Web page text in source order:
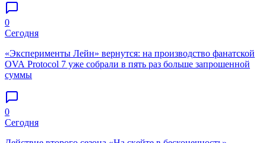
0
Сегодня
«Эксперименты Лейн» вернутся: на производство фанатской
OVA Protocol 7 уже собрали в пять раз больше запрошенной
суммы
0
Сегодня